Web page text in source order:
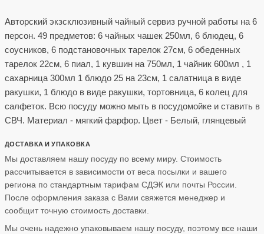
Авторский экзсклюзивный чайный сервиз ручной работы на 6
персон. 49 предметов: 6 чайных чашек 250мл, 6 блюдец, 6
соусников, 6 подстановочных тарелок 27см, 6 обеденных
тарелок 22см, 6 пиал, 1 кувшин на 750мл, 1 чайник 600мл , 1
сахарница 300мл 1 блюдо 25 на 23см, 1 салатница в виде
ракушки, 1 блюдо в виде ракушки, тортовница, 6 колец для
салфеток. Всю посуду можно мыть в посудомойке и ставить в
СВЧ. Материал - мягкий фарфор. Цвет - Белый, глянцевый
ДОСТАВКА И УПАКОВКА
Мы доставляем нашу посуду по всему миру. Стоимость
рассчитывается в зависимости от веса посылки и вашего
региона по стандартным тарифам СДЭК или почты России.
После оформления заказа с Вами свяжется менеджер и
сообщит точную стоимость доставки.
Мы очень надежно упаковываем нашу посуду, поэтому все наши